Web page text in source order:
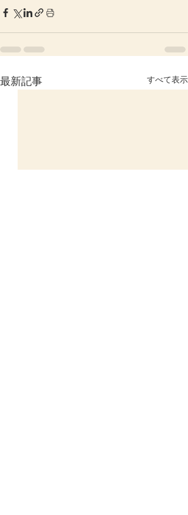
最新記事 すべて表示